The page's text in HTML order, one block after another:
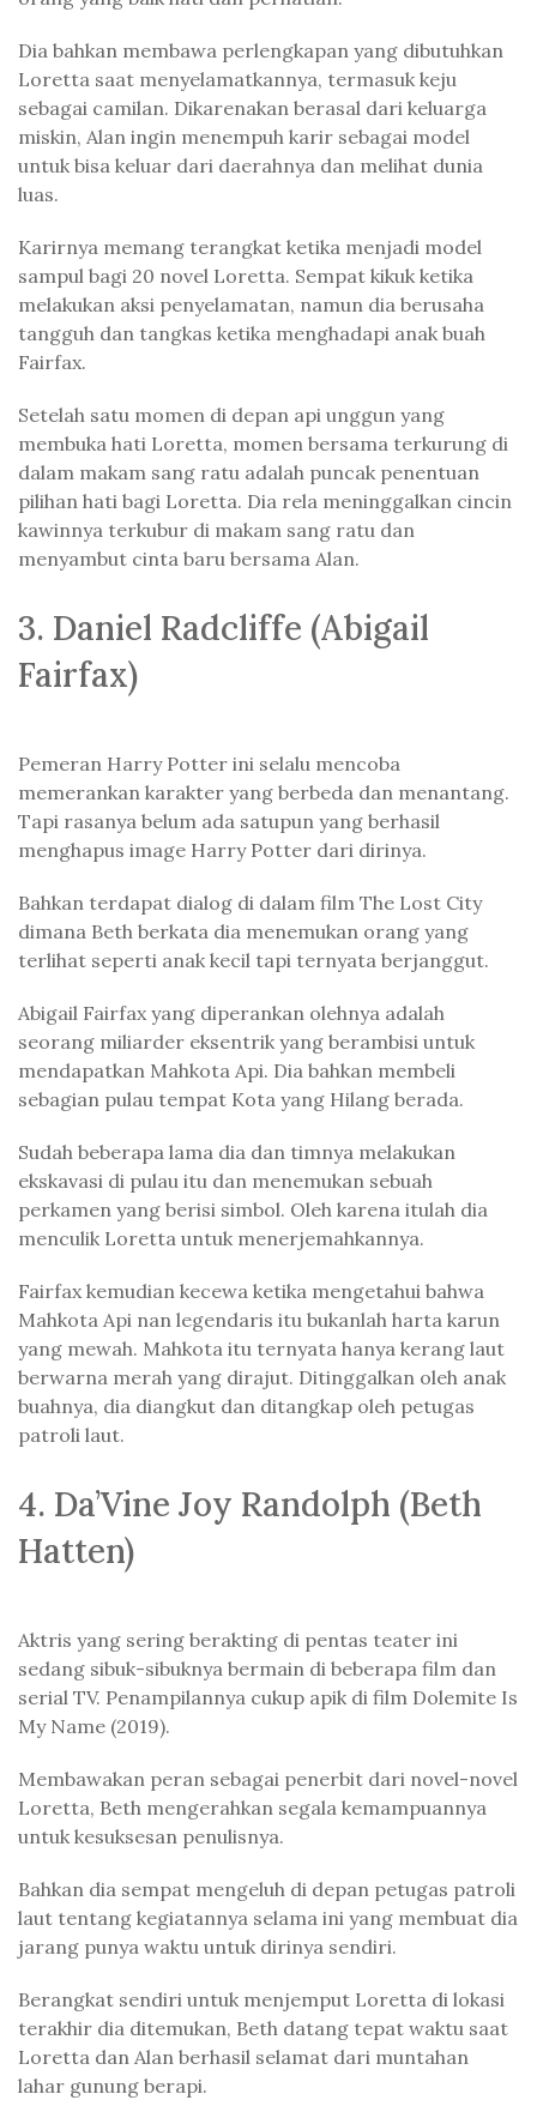
Dia bahkan membawa perlengkapan yang dibutuhkan
Loretta saat menyelamatkannya, termasuk keju
sebagai camilan. Dikarenakan berasal dari keluarga
miskin, Alan ingin menempuh karir sebagai model
untuk bisa keluar dari daerahnya dan melihat dunia
luas.
Karirnya memang terangkat ketika menjadi model
sampul bagi 20 novel Loretta. Sempat kikuk ketika
melakukan aksi penyelamatan, namun dia berusaha
tangguh dan tangkas ketika menghadapi anak buah
Fairfax.
Setelah satu momen di depan api unggun yang
membuka hati Loretta, momen bersama terkurung di
dalam makam sang ratu adalah puncak penentuan
pilihan hati bagi Loretta. Dia rela meninggalkan cincin
kawinnya terkubur di makam sang ratu dan
menyambut cinta baru bersama Alan.
3. Daniel Radcliffe (Abigail
Fairfax)
Pemeran Harry Potter ini selalu mencoba
memerankan karakter yang berbeda dan menantang.
Tapi rasanya belum ada satupun yang berhasil
menghapus image Harry Potter dari dirinya.
Bahkan terdapat dialog di dalam film The Lost City
dimana Beth berkata dia menemukan orang yang
terlihat seperti anak kecil tapi ternyata berjanggut.
Abigail Fairfax yang diperankan olehnya adalah
seorang miliarder eksentrik yang berambisi untuk
mendapatkan Mahkota Api. Dia bahkan membeli
sebagian pulau tempat Kota yang Hilang berada.
Sudah beberapa lama dia dan timnya melakukan
ekskavasi di pulau itu dan menemukan sebuah
perkamen yang berisi simbol. Oleh karena itulah dia
menculik Loretta untuk menerjemahkannya.
Fairfax kemudian kecewa ketika mengetahui bahwa
Mahkota Api nan legendaris itu bukanlah harta karun
yang mewah. Mahkota itu ternyata hanya kerang laut
berwarna merah yang dirajut. Ditinggalkan oleh anak
buahnya, dia diangkut dan ditangkap oleh petugas
patroli laut.
4. Da’Vine Joy Randolph (Beth
Hatten)
Aktris yang sering berakting di pentas teater ini
sedang sibuk-sibuknya bermain di beberapa film dan
serial TV. Penampilannya cukup apik di film Dolemite Is
My Name (2019).
Membawakan peran sebagai penerbit dari novel-novel
Loretta, Beth mengerahkan segala kemampuannya
untuk kesuksesan penulisnya.
Bahkan dia sempat mengeluh di depan petugas patroli
laut tentang kegiatannya selama ini yang membuat dia
jarang punya waktu untuk dirinya sendiri.
Berangkat sendiri untuk menjemput Loretta di lokasi
terakhir dia ditemukan, Beth datang tepat waktu saat
Loretta dan Alan berhasil selamat dari muntahan
lahar gunung berapi.